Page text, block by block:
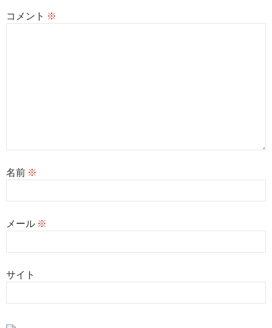
コメント ※
名前 ※
メール ※
サイト